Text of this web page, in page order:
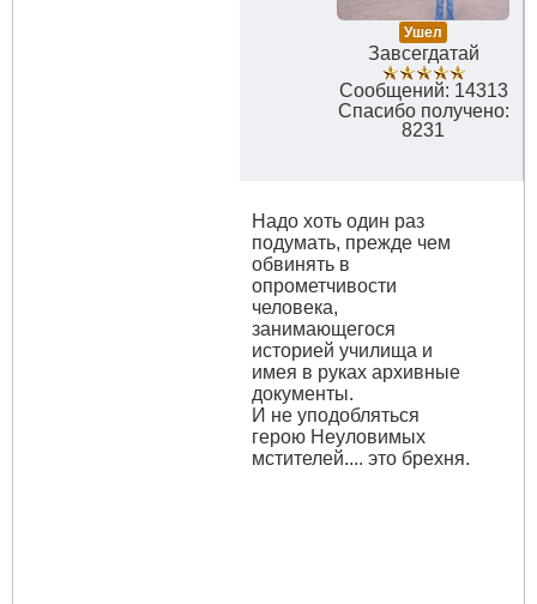
Ушел
Завсегдатай
Сообщений: 14313
Спасибо получено:
8231
Надо хоть один раз
подумать, прежде чем
обвинять в
опрометчивости
человека,
занимающегося
историей училища и
имея в руках архивные
документы.
И не уподобляться
герою Неуловимых
мстителей.... это брехня.